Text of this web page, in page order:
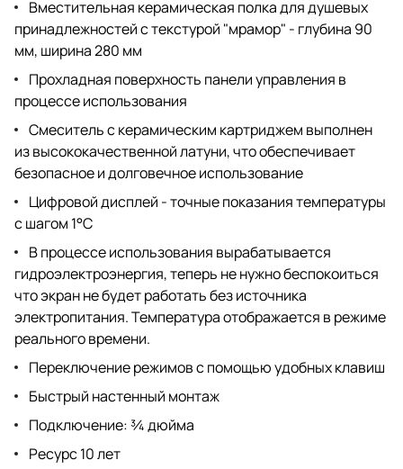
Вместительная керамическая полка для душевых
принадлежностей с текстурой "мрамор" - глубина 90
мм, ширина 280 мм
Прохладная поверхность панели управления в
процессе использования
Смеситель с керамическим картриджем выполнен
из высококачественной латуни, что обеспечивает
безопасное и долговечное использование
Цифровой дисплей - точные показания температуры
с шагом 1°C
В процессе использования вырабатывается
гидроэлектроэнергия, теперь не нужно беспокоиться
что экран не будет работать без источника
электропитания. Температура отображается в режиме
реального времени.
Переключение режимов с помощью удобных клавиш
Быстрый настенный монтаж
Подключение: ¾ дюйма
Ресурс 10 лет